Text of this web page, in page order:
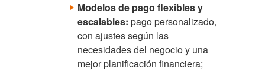
Modelos de pago flexibles y
escalables: pago personalizado,
con ajustes según las
necesidades del negocio y una
mejor planificación financiera;